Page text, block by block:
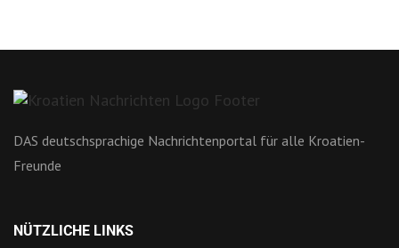
DAS deutschsprachige Nachrichtenportal für alle Kroatien-
Freunde
NÜTZLICHE LINKS